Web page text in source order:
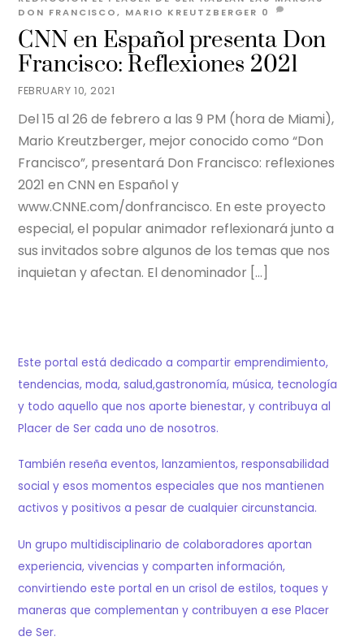
FEBRUARY 10, 2021
CNN en Español presenta Don
Francisco: Reflexiones 2021
DON FRANCISCO, MARIO KREUTZBERGER 0
Del 15 al 26 de febrero a las 9 PM (hora de Miami),
Mario Kreutzberger, mejor conocido como “Don
Francisco”, presentará Don Francisco: reflexiones
2021 en CNN en Español y
www.CNNE.com/donfrancisco. En este proyecto
especial, el popular animador reflexionará junto a
sus invitados sobre algunos de los temas que nos
inquietan y afectan. El denominador […]
Este portal está dedicado a compartir emprendimiento,
tendencias, moda, salud,gastronomía, música, tecnología
y todo aquello que nos aporte bienestar, y contribuya al
Placer de Ser cada uno de nosotros.
También reseña eventos, lanzamientos, responsabilidad
social y esos momentos especiales que nos mantienen
activos y positivos a pesar de cualquier circunstancia.
Un grupo multidisciplinario de colaboradores aportan
experiencia, vivencias y comparten información,
convirtiendo este portal en un crisol de estilos, toques y
maneras que complementan y contribuyen a ese Placer
de Ser.